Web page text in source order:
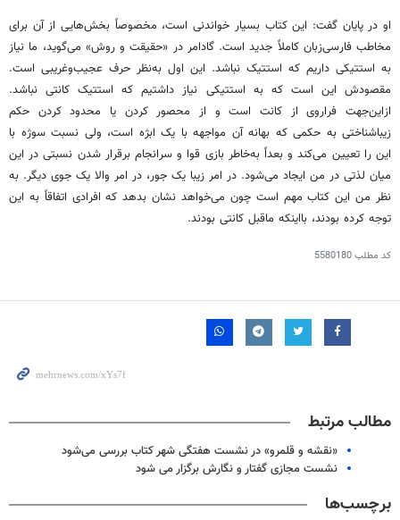
او در پایان گفت: این کتاب بسیار خواندنی است، مخصوصاً بخش‌هایی از آن برای
مخاطب فارسی‌زبان کاملاً جدید است. گادامر در «حقیقت و روش» می‌گوید، ما نیاز
به استتیکی داریم که استتیک نباشد. این اول به‌نظر حرف عجیب‌وغریبی است.
مقصودش این است که به استتیکی نیاز داشتیم که استتیک کانتی نباشد.
ازاین‌جهت فراروی از کانت است و از محصور کردن یا محدود کردن حکم
زیباشناختی به حکمی که بهانه آن مواجهه با یک ابژه است، ولی نسبت سوژه با
این را تعیین می‌کند و بعداً به‌خاطر بازی قوا و سرانجام برقرار شدن نسبتی در این
میان لذتی در من ایجاد می‌شود. در امر زیبا یک جور، در امر والا یک جوی دیگر. به
نظر من این کتاب مهم است چون می‌خواهد نشان بدهد که افرادی اتفاقاً به این
توجه کرده بودند، بااینکه ماقبل کانتی بودند.
کد مطلب5580180
مطالب مرتبط
«نقشه و قلمرو» در نشست هفتگی شهر کتاب بررسی می‌شود
نشست مجازی گفتار و نگارش برگزار می شود
برچسب‌ها